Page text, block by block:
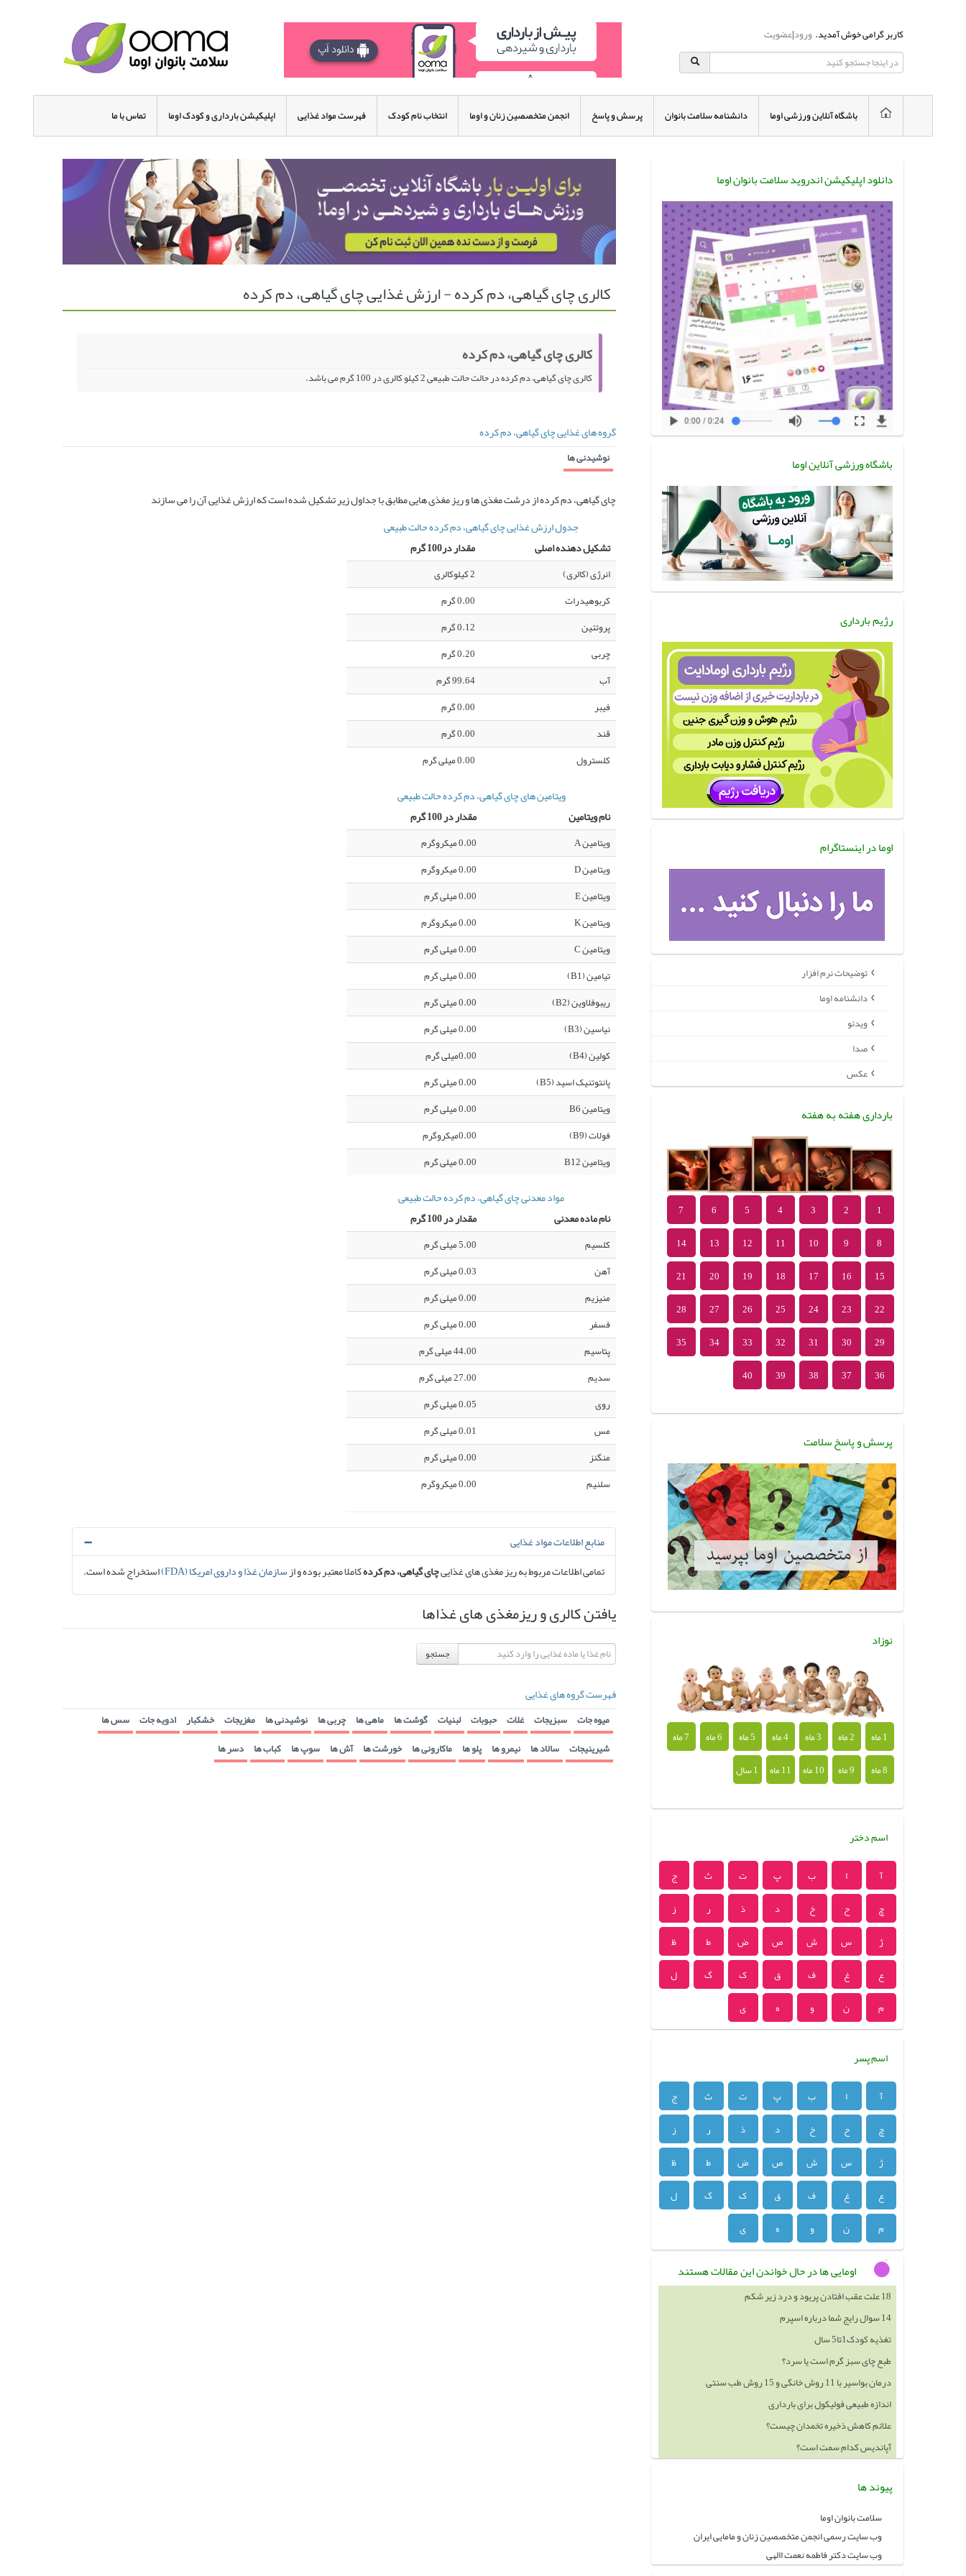
کاربر گرامی خوش آمدید.ورود|عضویت
باشگاه آنلاین ورزشی اوما دانشنامه سلامت بانوان پرسش و پاسخ انجمن متخصصین زنان و اوما انتخاب نام کودک فهرست مواد غذایی اپلیکیشن بارداری و کودک اوما تماس با ما
کالری چای گیاهی، دم کرده - ارزش غذایی چای گیاهی، دم کرده
کالری چای گیاهی، دم کرده
کالری چای گیاهی، دم کرده در حالت حالت طبیعی 2 کیلو کالری در 100 گرم می باشد.
گروه های غذایی چای گیاهی، دم کرده
نوشیدنی ها
چای گیاهی، دم کرده از درشت مغذی ها و ریز مغذی هایی مطابق با جداول زیر تشکیل شده است که ارزش غذایی آن را می سازند
جدول ارزش غذایی چای گیاهی، دم کرده حالت طبیعی
تشکیل دهنده اصلی
مقدار در100 گرم
انرژی (کالری)
2 کیلوکالری
کربوهیدرات
0.00 گرم
پروتئین
0.12 گرم
چربی
0.20 گرم
آب
99.64 گرم
فیبر
0.00 گرم
قند
0.00 گرم
کلسترول
0.00 میلی گرم
ویتامین های چای گیاهی، دم کرده حالت طبیعی
نام ویتامین
مقدار در 100 گرم
ویتامین A
0.00 میکروگرم
ویتامین D
0.00 میکروگرم
ویتامین E
0.00 میلی گرم
ویتامین K
0.00 میکروگرم
ویتامین C
0.00 میلی گرم
تیامین (B1)
0.00 میلی گرم
ریبوفلاوین (B2)
0.00 میلی گرم
نیاسین (B3)
0.00 میلی گرم
کولین (B4)
0.00میلی گرم
پانتوتنیک اسید (B5)
0.00 میلی گرم
ویتامین B6
0.00 میلی گرم
فولات (B9)
0.00میکروگرم
ویتامین B12
0.00 میلی گرم
مواد معدنی چای گیاهی، دم کرده حالت طبیعی
نام ماده معدنی
مقدار در 100 گرم
کلسیم
5.00 میلی گرم
آهن
0.03 میلی گرم
منیزیم
0.00 میلی گرم
فسفر
0.00 میلی گرم
پتاسیم
44.00 میلی گرم
سدیم
27.00 میلی گرم
روی
0.05 میلی گرم
مس
0.01 میلی گرم
منگنز
0.00 میلی گرم
سلنیم
0.00 میکروگرم
منابع اطلاعات مواد غذایی
تمامی اطلاعات مربوط به ریز مغذی های غذاییچای گیاهی، دم کردهکاملا معتبر بوده و ازسازمان غذا و داروی امریکا (FDA) استخراج شده است.
یافتن کالری و ریزمغذی های غذاها
جستجو
فهرست گروه های غذایی
میوه جات سبزیجات غلات حبوبات لبنیات گوشت ها ماهی ها چربی ها نوشیدنی ها مغزیجات خشکبار ادویه جات سس ها
شیرینیجات سالاد ها نیمرو ها پلو ها ماکارونی ها خورشت ها آش ها سوپ ها کباب ها دسر ها
دانلود اپلیکیشن اندروید سلامت بانوان اوما
باشگاه ورزشی آنلاین اوما
رژیم بارداری
اوما در اینستاگرام
توضیحات نرم افزار
دانشنامه اوما
ویدئو
صدا
عکس
بارداری هفته به هفته
1
2
3
4
5
6
7
8
9
10
11
12
13
14
15
16
17
18
19
20
21
22
23
24
25
26
27
28
29
30
31
32
33
34
35
36
37
38
39
40
پرسش و پاسخ سلامت
نوزاد
1 ماه 2 ماه 3 ماه 4 ماه 5 ماه 6 ماه
7 ماه
8 ماه
9 ماه 10 ماه 11 ماه 1 سال
اسم دختر
آ ا ب پ ت ث
ج
چ
ح خ د ذ ر
ز
ژ
س ش ص ض ط
ظ
ع
غ ف ق ک گ
ل
م
ن و ه ی
اسم پسر
آ ا ب پ ت ث
ج
چ
ح خ د ذ ر
ز
ژ
س ش ص ض ط
ظ
ع
غ ف ق ک گ
ل
م
ن و ه ی
اومایی ها در حال خواندن این مقالات هستند
18 علت عقب افتادن پریود و درد زیر شکم
14 سوال رایج شما درباره اسپرم
تغذیه کودک1تا5 سال
طبع چای سبز گرم است یا سرد؟
درمان بواسیر با 11 روش خانگی و 15 روش طب سنتی
اندازه طبیعی فولیکول برای بارداری
علائم کاهش ذخیره تخمدان چیست؟
آپاندیس کدام سمت است؟
پیوند ها
سلامت بانوان اوما
وب سایت رسمی انجمن متخصصین زنان و مامایی ایران
وب سایت دکتر فاطمه نعمت االهی